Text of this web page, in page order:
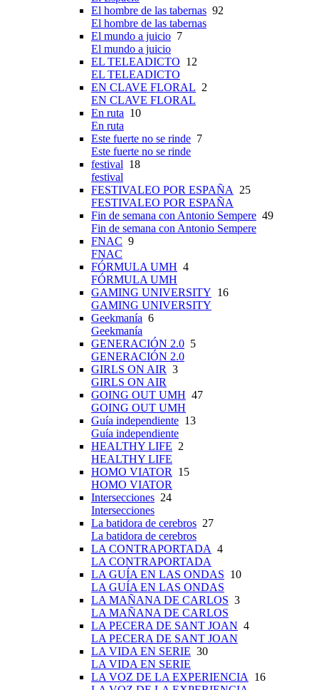
El hombre de las tabernas 92
El hombre de las tabernas
El mundo a juicio 7
El mundo a juicio
EL TELEADICTO 12
EL TELEADICTO
EN CLAVE FLORAL 2
EN CLAVE FLORAL
En ruta 10
En ruta
Este fuerte no se rinde 7
Este fuerte no se rinde
festival 18
festival
FESTIVALEO POR ESPAÑA
25
FESTIVALEO POR ESPAÑA
Fin de semana con Antonio Sempere 49
Fin de semana con Antonio Sempere
FNAC 9
FNAC
FÓRMULA UMH 4
FÓRMULA UMH
GAMING UNIVERSITY 16
GAMING UNIVERSITY
Geekmanía 6
Geekmanía
GENERACIÓN 2.0 5
GENERACIÓN 2.0
GIRLS ON AIR 3
GIRLS ON AIR
GOING OUT UMH 47
GOING OUT UMH
Guía independiente 13
Guía independiente
HEALTHY LIFE 2
HEALTHY LIFE
HOMO VIATOR
15
HOMO VIATOR
Intersecciones 24
Intersecciones
La batidora de cerebros 27
La batidora de cerebros
LA CONTRAPORTADA 4
LA CONTRAPORTADA
LA GUÍA EN LAS ONDAS 10
LA GUÍA EN LAS ONDAS
LA MAÑANA DE CARLOS 3
LA MAÑANA DE CARLOS
LA PECERA DE SANT JOAN 4
LA PECERA DE SANT JOAN
LA VIDA EN SERIE 30
LA VIDA EN SERIE
LA VOZ DE LA EXPERIENCIA
16